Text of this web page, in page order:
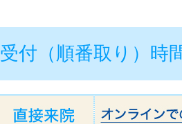
受付（順番取り）時